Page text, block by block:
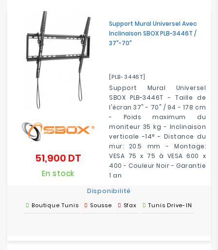
Support Mural Universel Avec
Inclinaison SBOX PLB-3446T /
37"-70"
[PLB-3446T]
Support Mural Universel
SBOX PLB-3446T - Taille de
l'écran 37" - 70" / 94 - 178 cm
- Poids maximum du
moniteur 35 kg - Inclinaison
verticale -14° - Distance du
mur: 20.5 mm - Montage:
VESA 75 x 75 à VESA 600 x
400 - Couleur Noir - Garantie
1 an
51,900 DT
En stock
Disponibilité
Boutique Tunis Sousse Sfax Tunis Drive-IN